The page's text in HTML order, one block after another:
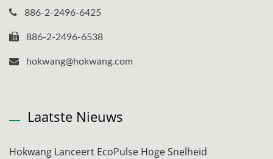
886-2-2496-6425
886-2-2496-6538
hokwang@hokwang.com
Laatste Nieuws
Hokwang Lanceert EcoPulse Hoge Snelheid